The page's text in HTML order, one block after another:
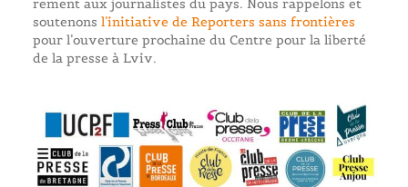
rement aux journalistes du pays. Nous rappelons et
soutenons l’initiative de Reporters sans frontières
pour l’ouverture prochaine du Centre pour la liberté
de la presse à Lviv.